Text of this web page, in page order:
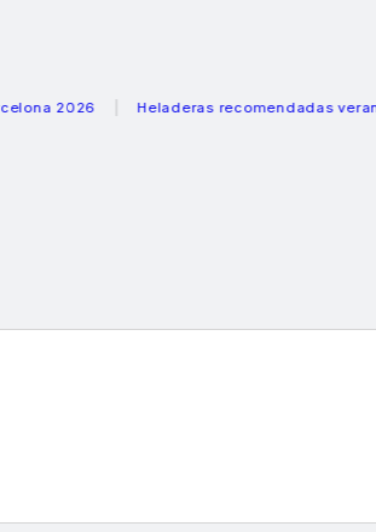
2026 Heladeras recomendadas verano